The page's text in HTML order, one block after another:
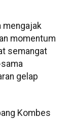
mengajak
momentum
semangat
gelap
Kombes